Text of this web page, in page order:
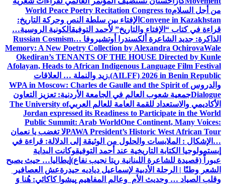
من أجل السلامWorld Peace Poetry Recitation Congress to
Convene in Kazakhstan الإفتاء بين سلطة النص وحركة التاريخ:
قراءة في كتاب “الإفتاء والتاريخ” لأحمد التوفيقالكونية الروسية…
الذاكرة: جديد الشاعرة ألكسندرا أوتشيروفا Russian Cosmism…
Memory: A New Poetry Collection by Alexandra OchirovaWale
Okediran’s TENANTS OF THE HOUSE Directed by Kunle
Afolayan, Heads to African Indigenous Language Film Festival
(AILFF) 2026 in Benin Republic. زيد والنملة … العلاقات
والدروسWPA in Moscow: Charles de Gaulle and the Spirit of
Dialogueجمعية شعوب العالم في الجامعة الأردنية: تعزيز التعاون
الأكاديمي والاستعداد للقمة العامة للعالم العربيThe University of
Jordan expressed its Readiness to Participate in the World
Public Summit: Arab WorldOne Continent, Many Voices:
PAWA President’s Historic West African Tourلا تغضب يا نعمان
…الإشكال : الملابسات والحلول من الوثيقة إلى الدلالة: قراءة في
إبستمولوجيا الكتابة التاريخية عند أحمد التوفيقوكانت البداية
عبوراً (قصيدة للشاعرة اللبنانية ريتا نجيب نفاع) إيطاليا… حيث يصبح
الشعر وطنًا | الرحلة الأدبية لإسماعيل دياديه حيدرةعش العصافير
وقلب الصياد … وحديث الأم وعالم المفاهيم پیشوا کاکائي: هُنا وَ